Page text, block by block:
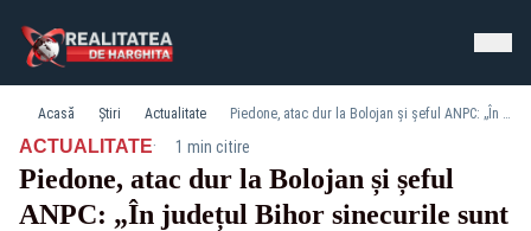
Acasă Știri Actualitate Piedone, atac dur la Bolojan și șeful ANPC: „În județul Bihor sinecurile sunt la ele acasă” - VIDEO
ACTUALITATE· 1 min citire
Piedone, atac dur la Bolojan și șeful
ANPC: „În județul Bihor sinecurile sunt